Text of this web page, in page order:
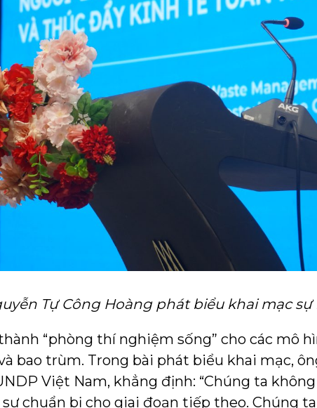
Tự Công Hoàng phát biểu khai mạc sự
“phòng thí nghiệm sống” cho các mô
bao trùm. Trong bài phát biểu khai mạc,
Việt Nam, khẳng định: “Chúng ta
chuẩn bị cho giai đoạn tiếp theo. Chúng